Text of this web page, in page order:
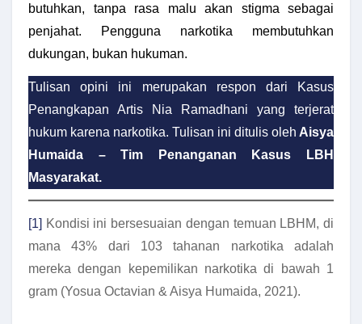
butuhkan, tanpa rasa malu akan stigma sebagai
penjahat. Pengguna narkotika membutuhkan
dukungan, bukan hukuman.
Tulisan opini ini merupakan respon dari Kasus
Penangkapan Artis Nia Ramadhani yang terjerat
hukum karena narkotika. Tulisan ini ditulis oleh Aisya
Humaida – Tim Penanganan Kasus LBH
Masyarakat.
[1] Kondisi ini bersesuaian dengan temuan LBHM, di
mana 43% dari 103 tahanan narkotika adalah
mereka dengan kepemilikan narkotika di bawah 1
gram (Yosua Octavian & Aisya Humaida, 2021).